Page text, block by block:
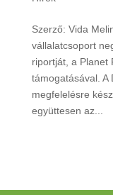
Szerző: Vida
vállalatcsoport
riportját, a Planet
támogatásával. A
megfelelésre
együttesen az...